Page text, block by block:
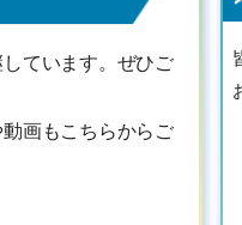
ています。ぜひご
画もこちらからご